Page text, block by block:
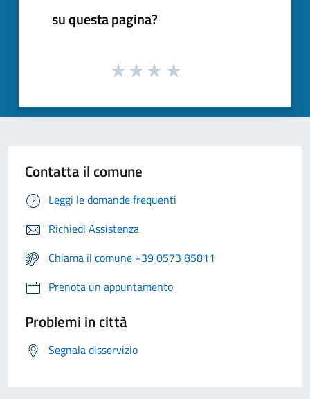
su questa pagina?
Contatta il comune
Leggi le domande frequenti
Richiedi Assistenza
Chiama il comune +39 0573 85811
Prenota un appuntamento
Problemi in città
Segnala disservizio